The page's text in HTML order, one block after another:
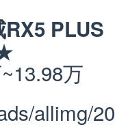
PLUS
万